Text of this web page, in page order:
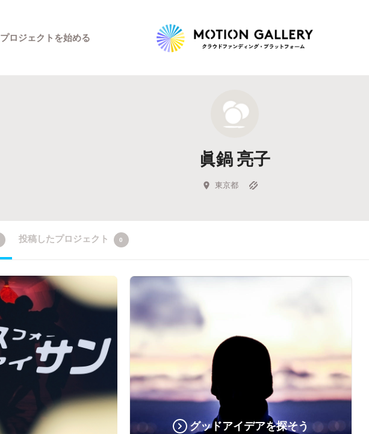
新着プロジェクト
Feature
キュレーターから探す
プロジェクトを始める
眞鍋 亮子
東京都
投稿したプロジェクト 0
グッドアイデアを探そう